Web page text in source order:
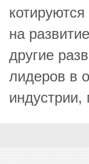
на
другие
лидеров в
индустрии,